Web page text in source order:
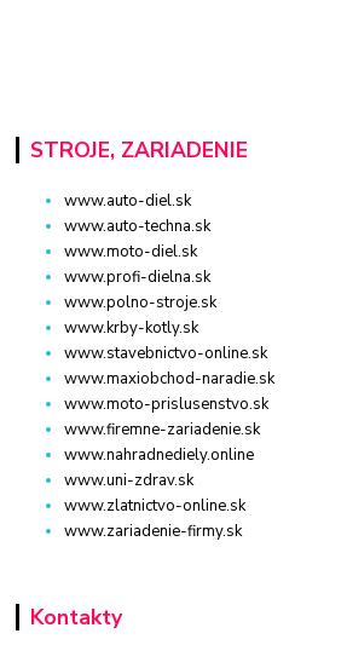
STROJE, ZARIADENIE
www.auto-diel.sk
www.auto-techna.sk
www.moto-diel.sk
www.profi-dielna.sk
www.polno-stroje.sk
www.krby-kotly.sk
www.stavebnictvo-online.sk
www.maxiobchod-naradie.sk
www.moto-prislusenstvo.sk
www.firemne-zariadenie.sk
www.nahradnediely.online
www.uni-zdrav.sk
www.zlatnictvo-online.sk
www.zariadenie-firmy.sk
Kontakty